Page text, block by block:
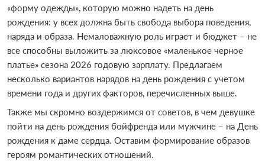
«форму одежды», которую можно надеть на день
рождения: у всех должна быть свобода выбора поведения,
наряда и образа. Немаловажную роль играет и бюджет – не
все способны выложить за люксовое «маленькое черное
платье» сезона 2026 годовую зарплату. Предлагаем
несколько вариантов нарядов на день рождения с учетом
времени года и других факторов, перечисленных выше.
Также мы скромно воздержимся от советов, в чем девушке
пойти на день рождения бойфренда или мужчине – на День
рождения к даме сердца. Оставим формирование образов
героям романтических отношений.